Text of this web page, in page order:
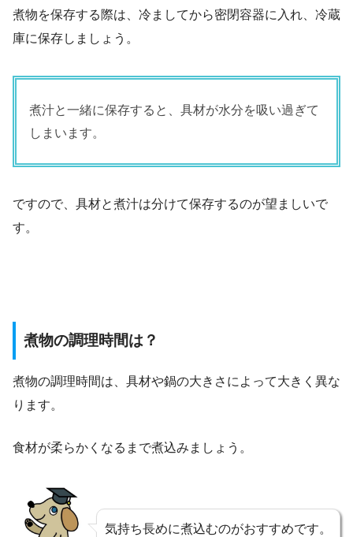
煮物を保存する際は、冷ましてから密閉容器に入れ、冷蔵
庫に保存しましょう。
煮汁と一緒に保存すると、具材が水分を吸い過ぎて
しまいます。
ですので、具材と煮汁は分けて保存するのが望ましいで
す。
煮物の調理時間は？
煮物の調理時間は、具材や鍋の大きさによって大きく異な
ります。
食材が柔らかくなるまで煮込みましょう。
気持ち長めに煮込むのがおすすめです。